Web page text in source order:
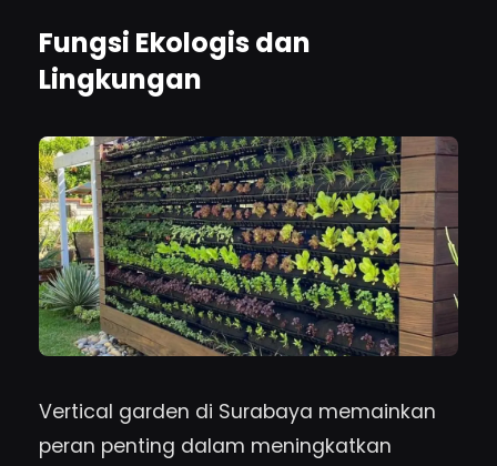
Fungsi Ekologis dan
Lingkungan
Vertical garden di Surabaya memainkan
peran penting dalam meningkatkan